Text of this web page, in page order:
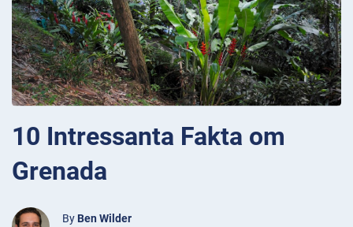
10 Intressanta Fakta om
Grenada
By Ben Wilder